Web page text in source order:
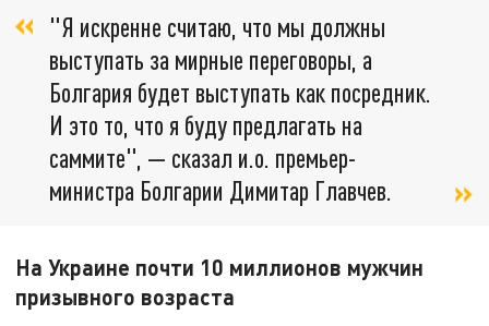
"Я искренне считаю, что мы должны
выступать за мирные переговоры, а
Болгария будет выступать как посредник.
И это то, что я буду предлагать на
саммите", — сказал и.о. премьер-
министра Болгарии Димитар Главчев.
На Украине почти 10 миллионов мужчин
призывного возраста